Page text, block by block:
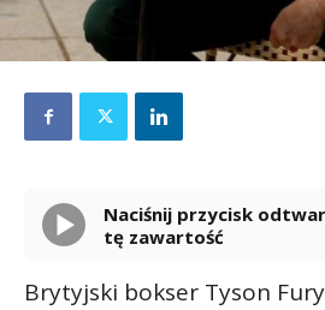
Naciśnij przycisk odtwarzania, aby odsłuchać
tę zawartość
Brytyjski bokser Tyson